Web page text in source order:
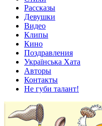
Рассказы
Девушки
Видео
Клипы
Кино
Поздравления
Українська Хата
Авторы
Контакты
Не губи талант!